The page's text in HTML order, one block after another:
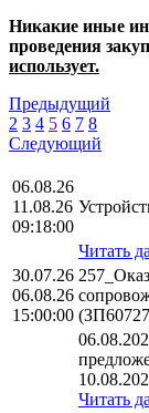
Никакие иные
проведения
использует.
Предыдущий
2 3 4 5 6 7 8
Следующий
06.08.26
11.08.26
09:18:00
Читать
30.07.26
06.08.26
15:00:00
Читать